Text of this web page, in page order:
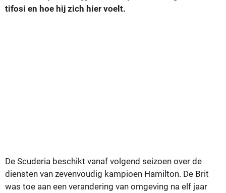
tifosi en hoe hij zich hier voelt.
De Scuderia beschikt vanaf volgend seizoen over de
diensten van zevenvoudig kampioen Hamilton. De Brit
was toe aan een verandering van omgeving na elf jaar